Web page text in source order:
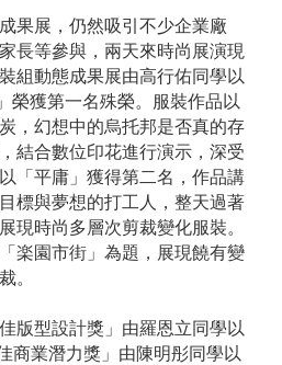
果展，仍然吸引不少企業廠
長等參與，兩天來時尚展演現
組動態成果展由高行佑同學以
」榮獲第一名殊榮。服裝作品以
，幻想中的烏托邦是否真的存
結合數位印花進行演示，深受
「平庸」獲得第二名，作品講
標與夢想的打工人，整天過著
現時尚多層次剪裁變化服裝。
楽園市街」為題，展現饒有變
。
版型設計獎」由羅恩立同學以
商業潛力獎」由陳明彤同學以